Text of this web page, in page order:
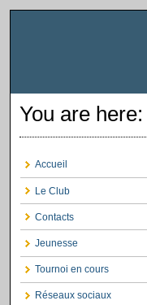
You are here:
Accueil
Le Club
Contacts
Jeunesse
Tournoi en cours
Réseaux sociaux